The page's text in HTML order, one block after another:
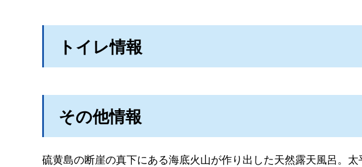
トイレ情報
その他情報
硫黄島の断崖の真下にある海底火山が作り出した天然露天風呂。